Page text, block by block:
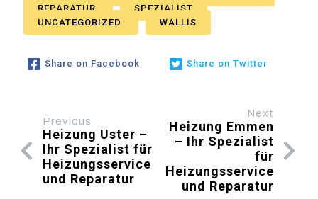
REPARATUR
SPEZIALIST
UNCATEGORIZED
WALLIS
Share on Facebook Share on Twitter
Previous
Heizung Uster –
Ihr Spezialist für
Heizungsservice
und Reparatur
Next
Heizung Emmen
– Ihr Spezialist
für
Heizungsservice
und Reparatur